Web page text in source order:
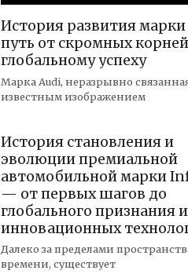
История развития
путь от скромных
глобальному успеху
Марка Audi, неразрывно
известным изображением
История становления и
эволюции премиальной
автомобильной марки
— от первых шагов до
глобального признания и
инновационных
Далеко за пределами
времени, существует